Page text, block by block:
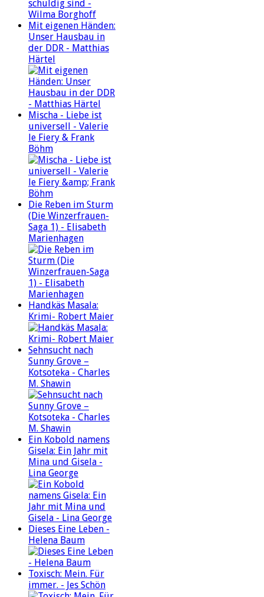
Mit eigenen Händen:
Unser Hausbau in
der DDR - Matthias
Härtel
Mischa - Liebe ist
universell - Valerie
le Fiery & Frank
Böhm
Die Reben im Sturm
(Die Winzerfrauen-
Saga 1) - Elisabeth
Marienhagen
Handkäs Masala:
Krimi- Robert Maier
Sehnsucht nach
Sunny Grove –
Kotsoteka - Charles
M. Shawin
Ein Kobold namens
Gisela: Ein Jahr mit
Mina und Gisela -
Lina George
Dieses Eine Leben -
Helena Baum
Toxisch: Mein. Für
immer. - Jes Schön